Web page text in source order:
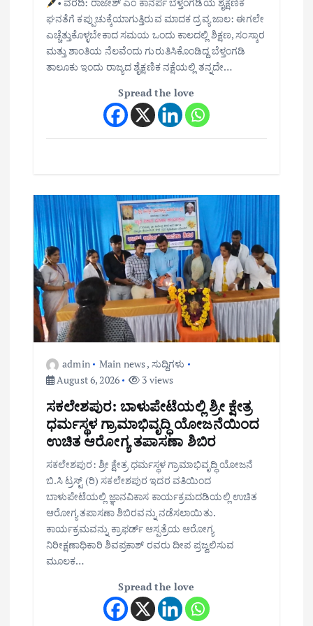
ಘನತೆಗೆ ಕಪ್ಪುಚುಕ್ಕೆಯಾಗುತ್ತಿರುವ ಮಾದಕ ದ್ರವ್ಯ ಜಾಲ: ಈಗಲೇ
ಎಚ್ಚೆತ್ತುಕೊಳ್ಳಬೇಕಾದ ಸಮಯ ಒಂದು ಕಾಲದಲ್ಲಿ ಶಿಕ್ಷಣ, ಸಂಸ್ಕಾರ
ಮತ್ತು ಶಾಂತಿಯ ನೆಲವೆಂದು ಗುರುತಿಸಿಕೊಂಡಿದ್ದ ಬೆಳ್ತಂಗಡಿ
ತಾಲೂಕು ಇಂದು ರಾಜ್ಯದ ಶೈಕ್ಷಣಿಕ ನಕ್ಷೆಯಲ್ಲಿ ತನ್ನದೇ…
Spread the love
admin Main news, ಸುದ್ದಿಗಳು
August 6, 2026
3 views
ಸಕಲೇಶಪುರ: ಬಾಳುಪೇಟೆಯಲ್ಲಿ ಶ್ರೀ ಕ್ಷೇತ್ರ
ಧರ್ಮಸ್ಥಳ ಗ್ರಾಮಾಭಿವೃದ್ಧಿ ಯೋಜನೆಯಿಂದ
ಉಚಿತ ಆರೋಗ್ಯ ತಪಾಸಣಾ ಶಿಬಿರ
ಸಕಲೇಶಪುರ: ಶ್ರೀ ಕ್ಷೇತ್ರ ಧರ್ಮಸ್ಥಳ ಗ್ರಾಮಾಭಿವೃದ್ಧಿ ಯೋಜನೆ
ಬಿ.ಸಿ ಟ್ರಸ್ಟ್ (ರಿ) ಸಕಲೇಶಪುರ ಇದರ ವತಿಯಿಂದ
ಬಾಳುಪೇಟೆಯಲ್ಲಿ ಜ್ಞಾನವಿಕಾಸ ಕಾರ್ಯಕ್ರಮದಡಿಯಲ್ಲಿ ಉಚಿತ
ಆರೋಗ್ಯ ತಪಾಸಣಾ ಶಿಬಿರವನ್ನು ನಡೆಸಲಾಯಿತು.
ಕಾರ್ಯಕ್ರಮವನ್ನು ಕ್ರಾಫರ್ಡ್ ಆಸ್ಪತ್ರೆಯ ಆರೋಗ್ಯ
ನಿರೀಕ್ಷಣಾಧಿಕಾರಿ ಶಿವಪ್ರಕಾಶ್ ರವರು ದೀಪ ಪ್ರಜ್ವಲಿಸುವ
ಮೂಲಕ…
Spread the love